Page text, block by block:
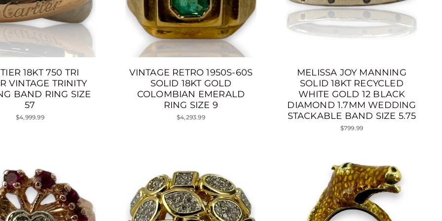
18KT 750 TRI
VINTAGE TRINITY
BAND RING SIZE
57
$4,999.99
VINTAGE RETRO 1950S-60S
SOLID 18KT GOLD
COLOMBIAN EMERALD
RING SIZE 9
$4,293.99
MELISSA JOY MANNING
SOLID 18KT RECYCLED
WHITE GOLD 12 BLACK
DIAMOND 1.7MM WEDDING
STACKABLE BAND SIZE 5.75
$799.99